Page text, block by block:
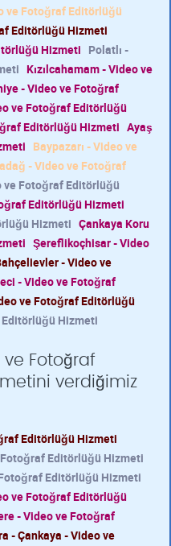
ve Fotoğraf Editörlüğü
Editörlüğü Hizmeti
Hizmeti Polatlı -
Kızılcahamam - Video ve
- Video ve Fotoğraf
ve Fotoğraf Editörlüğü
Editörlüğü Hizmeti Ayaş
Baypazarı - Video ve
- Video ve Fotoğraf
ve Fotoğraf Editörlüğü
Editörlüğü Hizmeti
Hizmeti Çankaya Koru
Şereflikoçhisar - Video
- Video ve
- Video ve Fotoğraf
ve Fotoğraf Editörlüğü
Hizmeti
ve Fotoğraf
verdiğimiz
Editörlüğü Hizmeti
Editörlüğü Hizmeti
Editörlüğü Hizmeti
ve Fotoğraf Editörlüğü
- Video ve Fotoğraf
- Çankaya - Video ve